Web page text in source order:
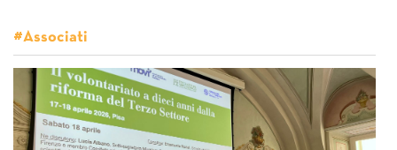
#Associati